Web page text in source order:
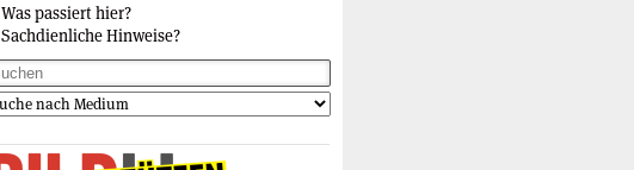
Was passiert hier?
Sachdienliche Hinweise?